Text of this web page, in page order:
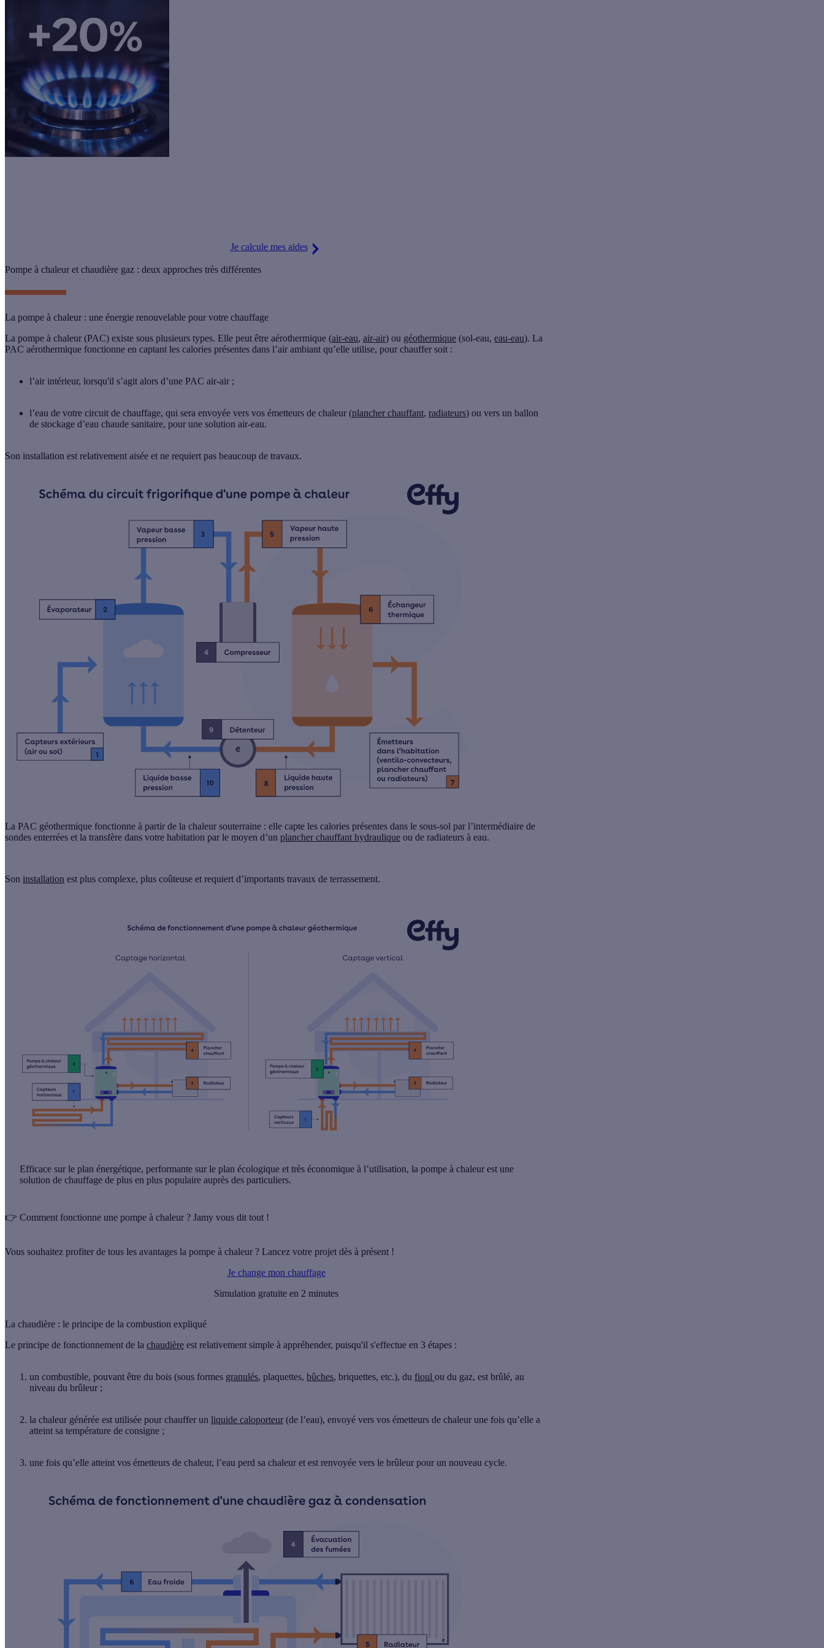
Je calcule mes aides
Pompe à chaleur et chaudière gaz : deux approches très différentes
La pompe à chaleur : une énergie renouvelable pour votre chauffage
La pompe à chaleur (PAC) existe sous plusieurs types. Elle peut être aérothermique (air-eau, air-air) ou géothermique (sol-eau, eau-eau). La
PAC aérothermique fonctionne en captant les calories présentes dans l’air ambiant qu’elle utilise, pour chauffer soit :
l’air intérieur, lorsqu'il s’agit alors d’une PAC air-air ;
l’eau de votre circuit de chauffage, qui sera envoyée vers vos émetteurs de chaleur (plancher chauffant, radiateurs) ou vers un ballon
de stockage d’eau chaude sanitaire, pour une solution air-eau.
Son installation est relativement aisée et ne requiert pas beaucoup de travaux.
La PAC géothermique fonctionne à partir de la chaleur souterraine : elle capte les calories présentes dans le sous-sol par l’intermédiaire de
sondes enterrées et la transfère dans votre habitation par le moyen d’un plancher chauffant hydraulique ou de radiateurs à eau.
Son installation est plus complexe, plus coûteuse et requiert d’importants travaux de terrassement.
Efficace sur le plan énergétique, performante sur le plan écologique et très économique à l’utilisation, la pompe à chaleur est une
solution de chauffage de plus en plus populaire auprès des particuliers.
👉 Comment fonctionne une pompe à chaleur ? Jamy vous dit tout !
Vous souhaitez profiter de tous les avantages la pompe à chaleur ? Lancez votre projet dès à présent !
Je change mon chauffage
Simulation gratuite en 2 minutes
La chaudière : le principe de la combustion expliqué
Le principe de fonctionnement de la chaudière est relativement simple à appréhender, puisqu'il s'effectue en 3 étapes :
un combustible, pouvant être du bois (sous formes granulés, plaquettes, bûches, briquettes, etc.), du fioul ou du gaz, est brûlé, au
niveau du brûleur ;
la chaleur générée est utilisée pour chauffer un liquide caloporteur (de l’eau), envoyé vers vos émetteurs de chaleur une fois qu’elle a
atteint sa température de consigne ;
une fois qu’elle atteint vos émetteurs de chaleur, l’eau perd sa chaleur et est renvoyée vers le brûleur pour un nouveau cycle.